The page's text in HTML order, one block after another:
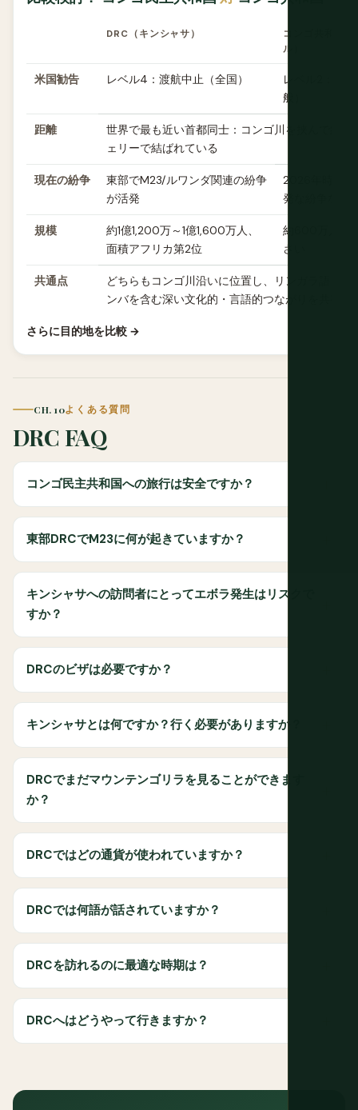
DRC（キンシャサ）
コンゴ共和国
ル）
米国勧告 レベル4：渡航中止（全国）
レベル2：警
般）
距離
世界で最も近い首都同士：コンゴ川を挟んで約
ェリーで結ばれている
現在の紛争
東部でM23/ルワンダ関連の紛争
が活発
2026年時点で
発な紛争なし
規模
約1億1,200万～1億1,600万人、
面積アフリカ第2位
約600万人、
さい
共通点
どちらもコンゴ川沿いに位置し、リンガラ語とコ
ンバを含む深い文化的・言語的つながりを共有
さらに目的地を比較 →
CH. 10よくある質問
DRC FAQ
コンゴ民主共和国への旅行は安全ですか？
東部DRCでM23に何が起きていますか？
キンシャサへの訪問者にとってエボラ発生はリスクで
すか？
DRCのビザは必要ですか？
キンシャサとは何ですか？行く必要がありますか？
DRCでまだマウンテンゴリラを見ることができます
か？
DRCではどの通貨が使われていますか？
DRCでは何語が話されていますか？
DRCを訪れるのに最適な時期は？
DRCへはどうやって行きますか？